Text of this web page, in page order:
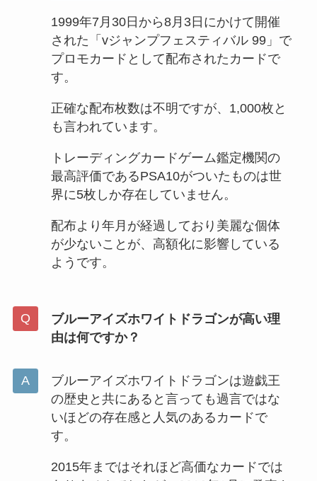
1999年7月30日から8月3日にかけて開催
された「vジャンプフェスティバル 99」で
プロモカードとして配布されたカードで
す。
正確な配布枚数は不明ですが、1,000枚と
も言われています。
トレーディングカードゲーム鑑定機関の
最高評価であるPSA10がついたものは世
界に5枚しか存在していません。
配布より年月が経過しており美麗な個体
が少ないことが、高額化に影響している
ようです。
ブルーアイズホワイトドラゴンが高い理
由は何ですか？
ブルーアイズホワイトドラゴンは遊戯王
の歴史と共にあると言っても過言ではな
いほどの存在感と人気のあるカードで
す。
2015年まではそれほど高価なカードでは